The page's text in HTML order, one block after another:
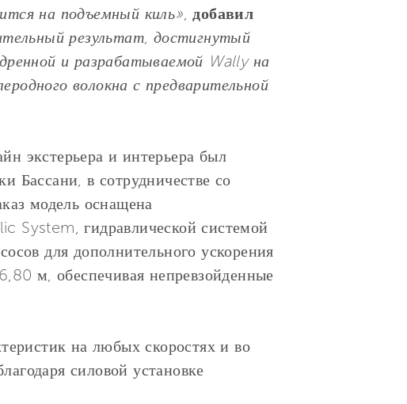
на подъемный киль»,добавил
результат, достигнутый
и разрабатываемой Wally на
волокна с предварительной
экстерьера и интерьера был
Бассани, в сотрудничестве со
модель оснащена
System, гидравлической системой
для дополнительного ускорения
м, обеспечивая непревзойденные
на любых скоростях и во
силовой установке